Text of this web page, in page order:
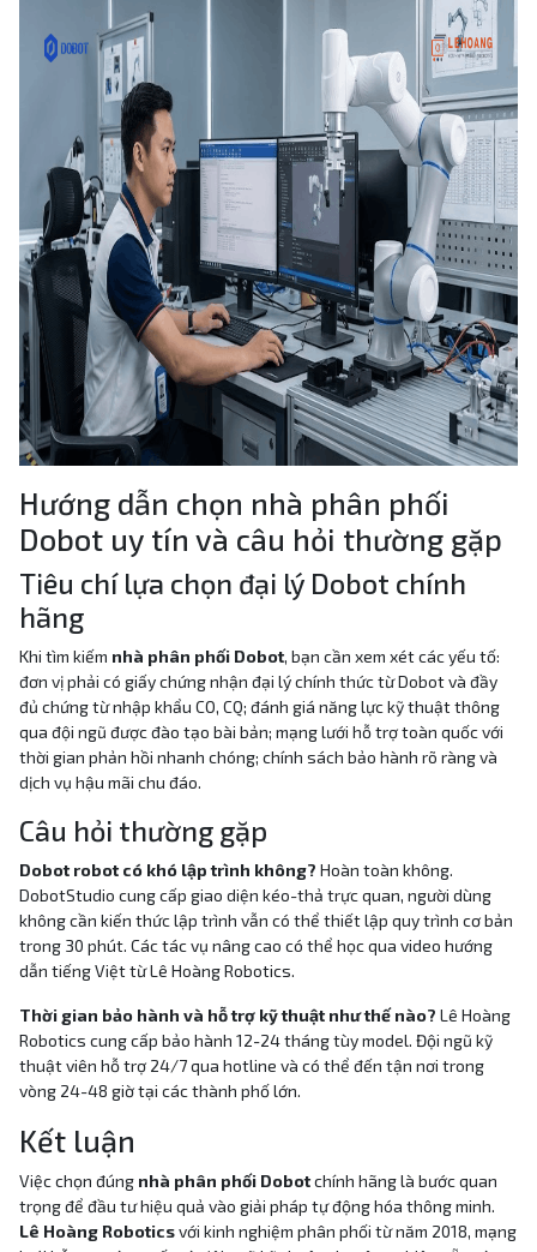
Hướng dẫn chọn nhà phân phối
Dobot uy tín và câu hỏi thường gặp
Tiêu chí lựa chọn đại lý Dobot chính
hãng
Khi tìm kiếm nhà phân phối Dobot, bạn cần xem xét các yếu tố:
đơn vị phải có giấy chứng nhận đại lý chính thức từ Dobot và đầy
đủ chứng từ nhập khẩu CO, CQ; đánh giá năng lực kỹ thuật thông
qua đội ngũ được đào tạo bài bản; mạng lưới hỗ trợ toàn quốc với
thời gian phản hồi nhanh chóng; chính sách bảo hành rõ ràng và
dịch vụ hậu mãi chu đáo.
Câu hỏi thường gặp
Dobot robot có khó lập trình không? Hoàn toàn không.
DobotStudio cung cấp giao diện kéo-thả trực quan, người dùng
không cần kiến thức lập trình vẫn có thể thiết lập quy trình cơ bản
trong 30 phút. Các tác vụ nâng cao có thể học qua video hướng
dẫn tiếng Việt từ Lê Hoàng Robotics.
Thời gian bảo hành và hỗ trợ kỹ thuật như thế nào? Lê Hoàng
Robotics cung cấp bảo hành 12-24 tháng tùy model. Đội ngũ kỹ
thuật viên hỗ trợ 24/7 qua hotline và có thể đến tận nơi trong
vòng 24-48 giờ tại các thành phố lớn.
Kết luận
Việc chọn đúng nhà phân phối Dobotchính hãng là bước quan
trọng để đầu tư hiệu quả vào giải pháp tự động hóa thông minh.
Lê Hoàng Roboticsvới kinh nghiệm phân phối từ năm 2018, mạng